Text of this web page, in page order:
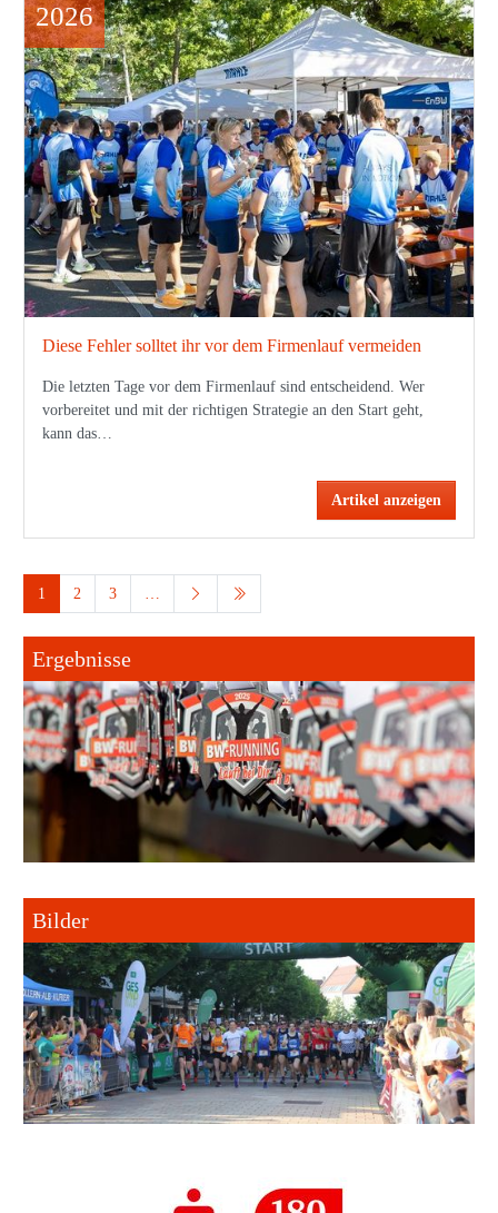
Diese Fehler solltet ihr vor dem Firmenlauf vermeiden
Die letzten Tage vor dem Firmenlauf sind entscheidend. Wer
vorbereitet und mit der richtigen Strategie an den Start geht,
kann das…
Artikel anzeigen
2026
1 2 3 …
Ergebnisse
Bilder